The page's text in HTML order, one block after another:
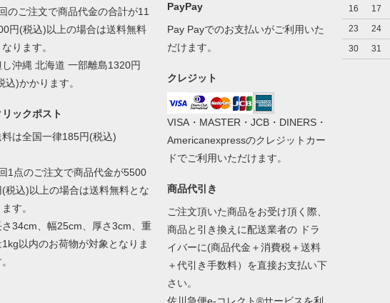
のご注文で商品代金の合計が11
円(税込)以上の場合は送料無料
ります。
し沖縄 北海道 一部離島1320円
込)かかります。
ックポスト
料は全国一律185円(税込)
1点のご注文で商品代金が5500
(税込)以上の場合は送料無料とな
す。
さ34cm、幅25cm、厚さ3cm、重
1kg以内のお荷物が対象となりま
PayPay
Pay Payでのお支払いがご利用いた
だけます。
クレジット
VISA・MASTER・JCB・DINERS・
Americanexpressのクレジットカー
ドでご利用いただけます。
商品代引き
ご注文頂いた商品をお受け頂く際、
商品と引き換えに配送業者の ドラ
イバーに(商品代金＋消費税＋送料
＋代引き手数料）を直接お支払い下
さい。
16
17
23
24
30
31